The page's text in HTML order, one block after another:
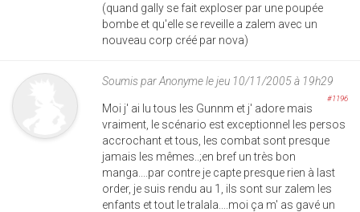
(quand gally se fait exploser par une poupée
bombe et qu'elle se reveille a zalem avec un
nouveau corp créé par nova)
Soumis parAnonymele jeu 10/11/2005 à 19h29
#1196
Moi j' ai lu tous les Gunnm et j' adore mais
vraiment, le scénario est exceptionnel les persos
accrochant et tous, les combat sont presque
jamais les mêmes..;en bref un très bon
manga....par contre je capte presque rien à last
order, je suis rendu au 1, ils sont sur zalem les
enfants et tout le tralala....moi ça m' as gavé un